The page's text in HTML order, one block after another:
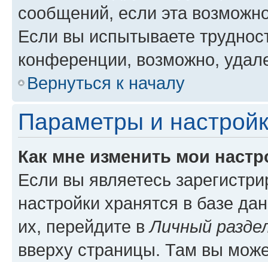
сообщений, если эта
Если вы испытываете
конференции, возможно,
Вернуться к началу
Параметры и
Как мне изменить мои
Если вы являетесь
настройки хранятся в базе
их, перейдите вЛичный
вверху страницы. Там вы